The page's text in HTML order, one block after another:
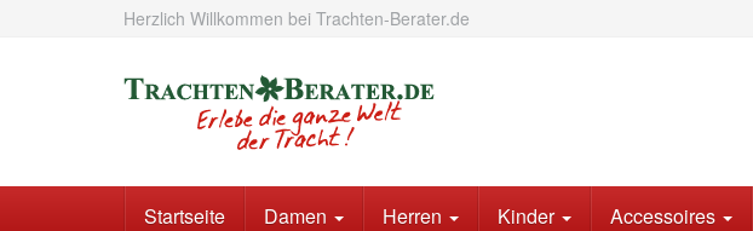
Herzlich Willkommen bei Trachten-Berater.de
Startseite Damen Herren Kinder Accessoires